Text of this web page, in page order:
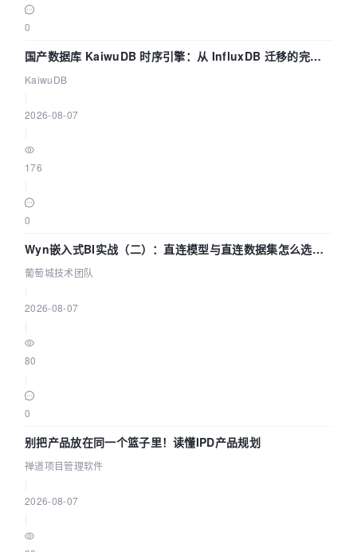
0
国产数据库 KaiwuDB 时序引擎：从 InfluxDB 迁移的完整
技术路径
KaiwuDB
2026-08-07
176
0
Wyn嵌入式BI实战（二）：直连模型与直连数据集怎么选，
参数为什么不生效？| 葡萄城技术团队
葡萄城技术团队
2026-08-07
80
0
别把产品放在同一个篮子里！读懂IPD产品规划
禅道项目管理软件
2026-08-07